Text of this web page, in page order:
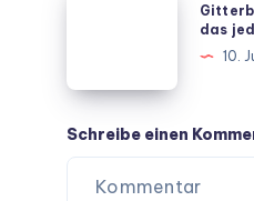
Spielzeug,
das
jeder
Hund
das
10.
Schreibe einen